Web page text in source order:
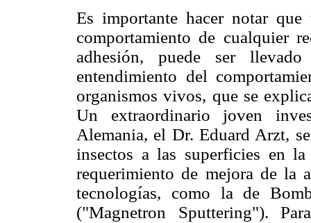
Es importante hacer notar
comportamiento de cualquier
adhesión, puede ser
entendimiento del
organismos vivos, que se
Un extraordinario joven
Alemania, el Dr. Eduard Arzt,
insectos a las superficies en
requerimiento de mejora de la
tecnologías, como la de
("Magnetron Sputtering").